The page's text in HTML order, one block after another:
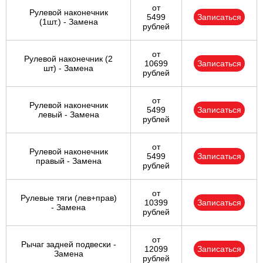
Рулевой наконечник
(1шт.) - Замена
от
5499
рублей
Записаться
Рулевой наконечник (2
шт) - Замена
от
10699
рублей
Записаться
Рулевой наконечник
левый - Замена
от
5499
рублей
Записаться
Рулевой наконечник
правый - Замена
от
5499
рублей
Записаться
Рулевые тяги (лев+прав)
- Замена
от
10399
рублей
Записаться
Рычаг задней подвески -
Замена
от
12099
рублей
Записаться